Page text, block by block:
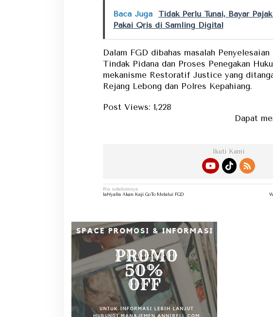
Baca Juga
Tidak Perlu Tunai, Bayar
Pakai Qris di Samling Digital
Dalam FGD dibahas masalah Penyelesaian
Tindak Pidana dan Proses Penegakan
mekanisme Restoratif Justice yang
Rejang Lebong dan Polres Kepahiang.
Post Views: 1,228
Dapat
Ikuti Kami
Navigasi
pos
Pos sebelumnya
laNyalla Akan Kaji GoTo Melalui FGD